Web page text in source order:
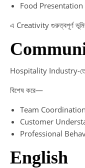
Food Presentation
এ Creativity গুরুত্বপূর্ণ
Hospitality Industry-
বিশেষ করে—
Team Coordination
Customer
Professional
English